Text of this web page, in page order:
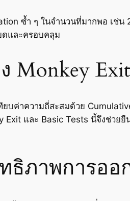
ซ้ำ ๆ ในจำนวนที่มากพอ เช่น
ดและครอบคลุม
Exit
บค่าความถี่สะสมด้วย
และ Basic Tests นี้จึงช่วย
ธิภาพการออ